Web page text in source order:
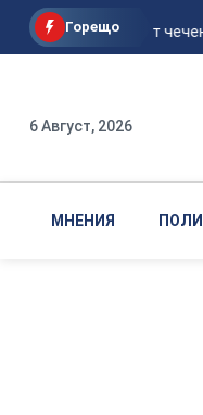
Горещо
30 години от
6 Август, 2026
МНЕНИЯ